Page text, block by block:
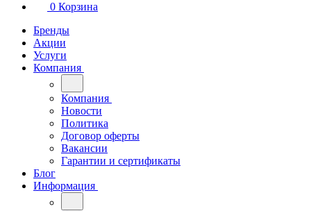
0 Корзина
Бренды
Акции
Услуги
Компания
Компания
Новости
Политика
Договор оферты
Вакансии
Гарантии и сертификаты
Блог
Информация